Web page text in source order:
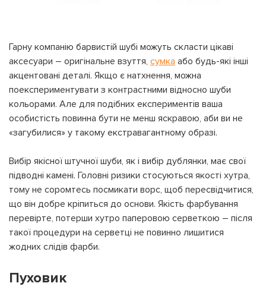
Гарну компанію барвистій шубі можуть скласти цікаві
аксесуари – оригінальне взуття, сумка або будь-які інші
акцентовані деталі. Якщо є натхнення, можна
поекспериментувати з контрастними відносно шуби
кольорами. Але для подібних експериментів ваша
особистість повинна бути не менш яскравою, аби ви не
«загубилися» у такому екстравагантному образі.
Вибір якісної штучної шуби, як і вибір дублянки, має свої
підводні камені. Головні ризики стосуються якості хутра,
тому не соромтесь посмикати ворс, щоб пересвідчитися,
що він добре кріпиться до основи. Якість фарбування
перевірте, потерши хутро паперовою серветкою – після
такої процедури на серветці не повинно лишитися
жодних слідів фарби.
Пуховик